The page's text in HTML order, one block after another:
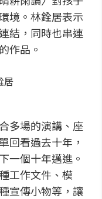
境。林銓居表示
結，同時也串連
作品。
居
多場的演講、座
回看過去十年，
一個十年邁進。
工作文件、模
宣傳小物等，讓